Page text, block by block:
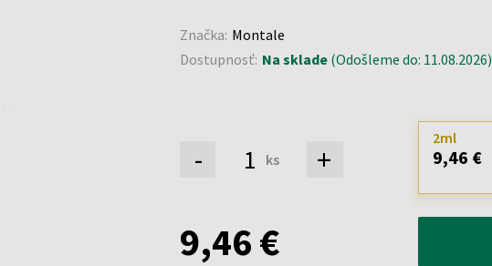
Značka: Montale
Dostupnosť: Na sklade(Odošleme do: 11.08.2026)
- ks +
2ml
9,46 €
9,46 €